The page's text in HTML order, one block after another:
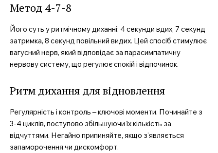
Метод 4-7-8
Його суть у ритмічному диханні: 4 секунди вдих, 7 секунд
затримка, 8 секунд повільний видих. Цей спосіб стимулює
вагусний нерв, який відповідає за парасимпатичну
нервову систему, що регулює спокій і відпочинок.
Ритм дихання для відновлення
Регулярність і контроль – ключові моменти. Починайте з
3-4 циклів, поступово збільшуючи їх кількість за
відчуттями. Негайно припиняйте, якщо з’являється
запаморочення чи дискомфорт.